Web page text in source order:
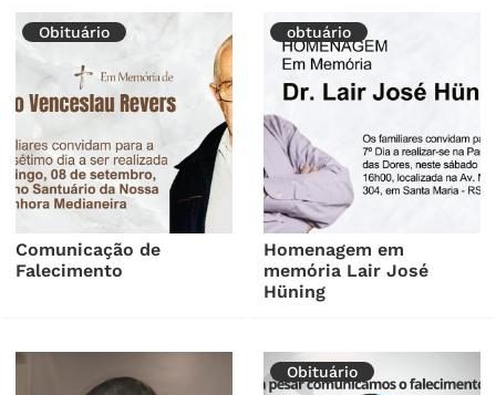
Obituário
Comunicação de
Falecimento
obtuário
Homenagem em
memória Lair José
Hüning
Obituário